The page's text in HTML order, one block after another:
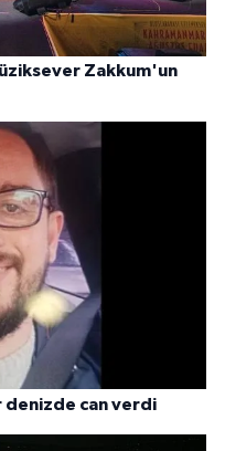
Zakkum'un
denizde can verdi